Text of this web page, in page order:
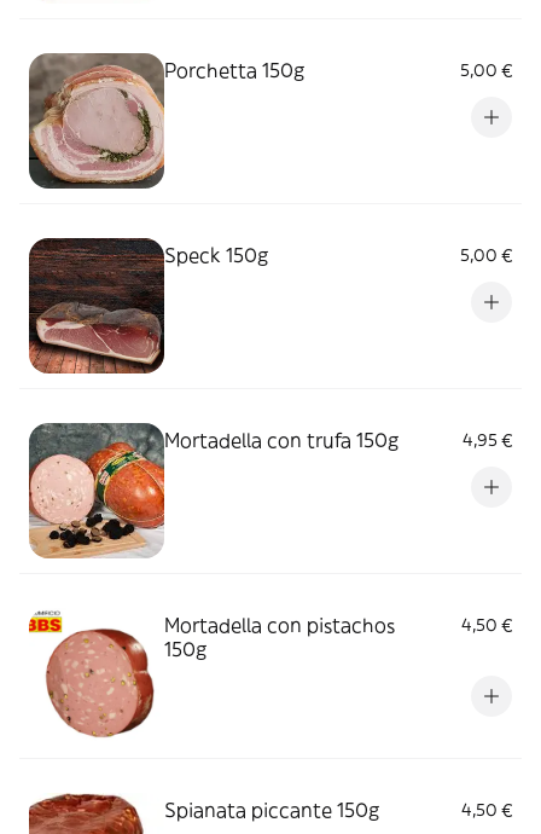
Porchetta 150g 5,00 €
Speck 150g 5,00 €
Mortadella con trufa 150g 4,95 €
Mortadella con pistachos
150g
4,50 €
Spianata piccante 150g 4,50 €